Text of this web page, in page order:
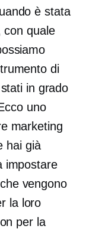
è stata
con quale
di
in grado
uno
marketing
hai già
impostare
vengono
la loro
per la